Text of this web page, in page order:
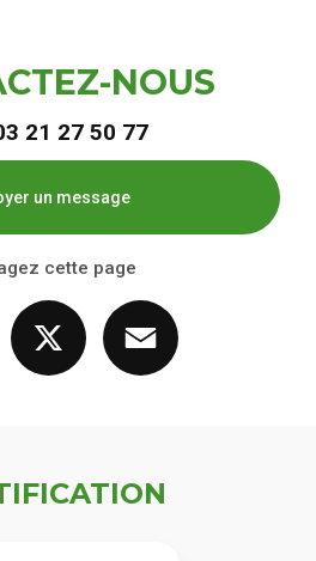
NOUS
21 27 50 77
un message
cette page
Facebook